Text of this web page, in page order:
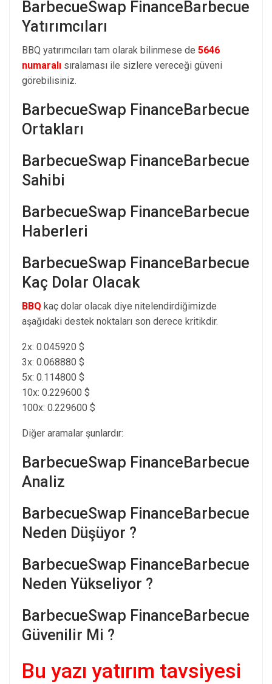
BarbecueSwap FinanceBarbecue
Yatırımcıları
BBQ yatırımcıları tam olarak bilinmese de 5646
numaralı sıralaması ile sizlere vereceği güveni
görebilisiniz.
BarbecueSwap FinanceBarbecue
Ortakları
BarbecueSwap FinanceBarbecue
Sahibi
BarbecueSwap FinanceBarbecue
Haberleri
BarbecueSwap FinanceBarbecue
Kaç Dolar Olacak
BBQ kaç dolar olacak diye nitelendirdiğimizde
aşağıdaki destek noktaları son derece kritikdir.
2x: 0.045920 $
3x: 0.068880 $
5x: 0.114800 $
10x: 0.229600 $
100x: 0.229600 $
Diğer aramalar şunlardır:
BarbecueSwap FinanceBarbecue
Analiz
BarbecueSwap FinanceBarbecue
Neden Düşüyor ?
BarbecueSwap FinanceBarbecue
Neden Yükseliyor ?
BarbecueSwap FinanceBarbecue
Güvenilir Mi ?
Bu yazı yatırım tavsiyesi